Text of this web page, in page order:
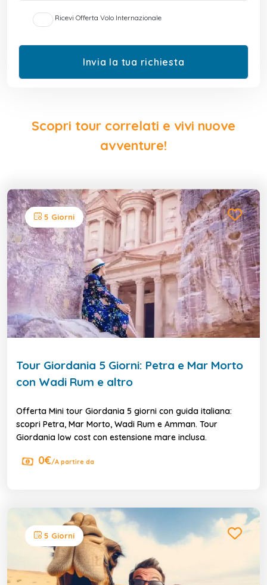
Ricevi Offerta Volo Internazionale
Scopri tour correlati e vivi nuove
avventure!
5 Giorni
Tour Giordania 5 Giorni: Petra e Mar Morto
con Wadi Rum e altro
Offerta Mini tour Giordania 5 giorni con guida italiana:
scopri Petra, Mar Morto, Wadi Rum e Amman. Tour
Giordania low cost con estensione mare inclusa.
0€/A partire da
5 Giorni